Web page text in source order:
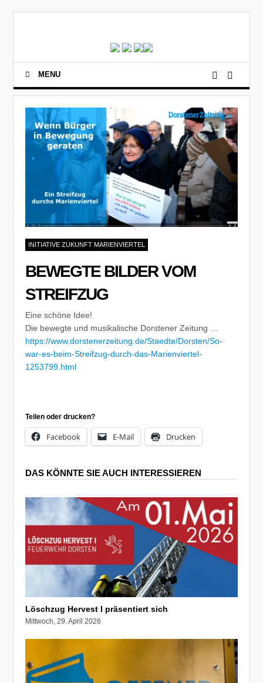
MENU
INITIATIVE ZUKUNFT MARIENVIERTEL
BEWEGTE BILDER VOM
STREIFZUG
Eine schöne Idee!
Die bewegte und musikalische Dorstener Zeitung …
https://www.dorstenerzeitung.de/Staedte/Dorsten/So-
war-es-beim-Streifzug-durch-das-Marienviertel-
1253799.html
Teilen oder drucken?
Facebook E-Mail Drucken
DAS KÖNNTE SIE AUCH INTERESSIEREN
Löschzug Hervest I präsentiert sich
Mittwoch, 29. April 2026